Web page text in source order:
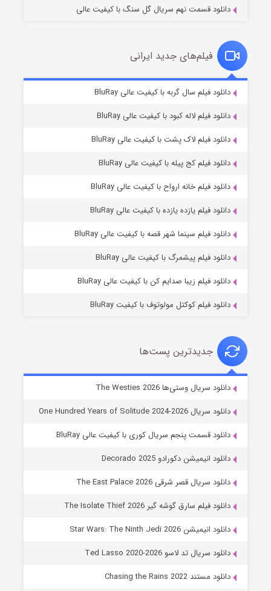
قسمت۷ (زیرنویس) منتشر شد
خاندان اژدها فصل ۳
قسمت۱۴ (زیرنویس) منتشر شد
دانلود قسمت نهم سریال گل سنگ با کیفیت عالی
فیلم‌های جدید ایرانی
دانلود فیلم سال گربه با کیفیت عالی BluRay
دانلود فیلم لاله کبود با کیفیت عالی BluRay
دانلود فیلم لاک پشت با کیفیت عالی BluRay
دانلود فیلم کج‌ پیله با کیفیت عالی BluRay
دانلود فیلم خانه ارواح با کیفیت عالی BluRay
دانلود فیلم یازده یازده با کیفیت عالی BluRay
دانلود فیلم سینما شهر قصه با کیفیت عالی BluRay
دانلود فیلم پیشمرگ با کیفیت عالی BluRay
دانلود فیلم زیبا صدایم کن با کیفیت عالی BluRay
دانلود فیلم کوکتل مولوتوف با کیفیت BluRay
جدیدترین پست‌ها
دانلود سریال وستی‌ها The Westies 2026
دانلود سریال One Hundred Years of Solitude 2024-2026
دانلود قسمت پنجم سریال کوری با کیفیت عالی BluRay
دانلود انیمیشن دکورادو Decorado 2025
دانلود سریال قصر شرقی The East Palace 2026
دانلود فیلم سارق گوشه گیر The Isolate Thief 2026
دانلود انیمیشن Star Wars: The Ninth Jedi 2026
دانلود سریال تد لاسو Ted Lasso 2020-2026
دانلود مستند Chasing the Rains 2022